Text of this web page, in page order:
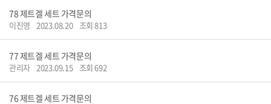
78제트겔 세트 가격문의
이진영 2023.08.20 조회 813
77제트겔 세트 가격문의
관리자 2023.09.15 조회 692
76제트겔 세트 가격문의